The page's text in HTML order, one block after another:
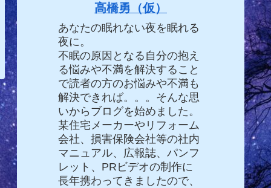
高橋勇（仮）
あなたの眠れない夜を眠れる
夜に。
不眠の原因となる自分の抱え
る悩みや不満を解決すること
で読者の方のお悩みや不満も
解決できれば。。。そんな思
いからブログを始めました。
某住宅メーカーやリフォーム
会社、損害保険会社等の社内
マニュアル、広報誌、パンフ
レット、PRビデオの制作に
長年携わってきましたので、